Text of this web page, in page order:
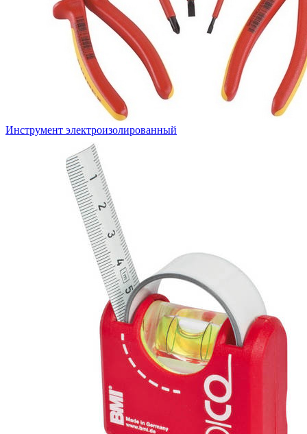
Инструмент электроизолированный